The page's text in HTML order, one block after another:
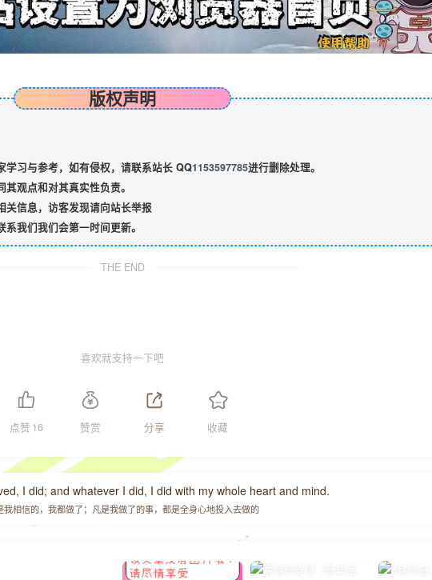
版权声明
习与参考，如有侵权，请联系站长 QQ1153597785进行删除处理。
观点和对其真实性负责。
关信息，访客发现请向站长举报
我们我们会第一时间更新。
THE END
喜欢就支持一下吧
点赞 16 赞赏 分享 收藏
I did; and whatever I did, I did with my whole heart and mind.
我相信的，我都做了；凡是我做了的事，都是全身心地投入去做的